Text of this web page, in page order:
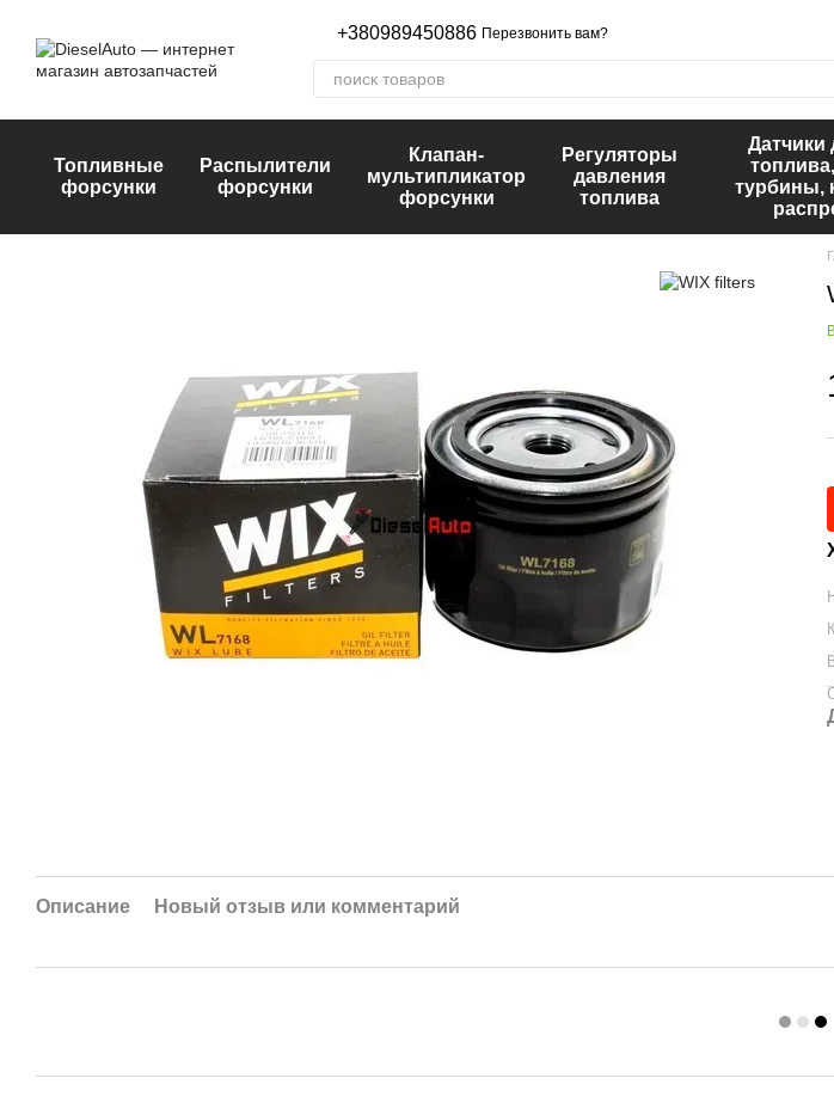
+380989450886 Перезвонить вам?
Топливные
форсунки
Распылители
форсунки
Клапан-
мультипликатор
форсунки
Регуляторы
давления
топлива
Датчики
турбины,
Описание Новый отзыв или комментарий